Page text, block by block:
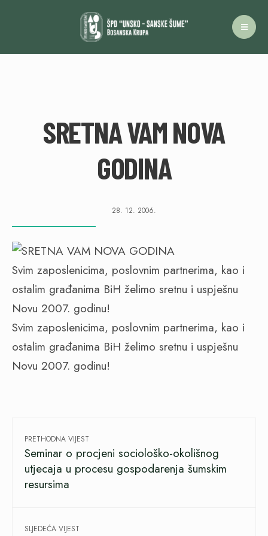
SRETNA VAM NOVA
GODINA
28. 12. 2006.
Svim zaposlenicima, poslovnim partnerima, kao i
ostalim građanima BiH želimo sretnu i uspješnu
Novu 2007. godinu!
Svim zaposlenicima, poslovnim partnerima, kao i
ostalim građanima BiH želimo sretnu i uspješnu
Novu 2007. godinu!
PRETHODNA VIJEST
Seminar o procjeni sociološko-okolišnog
utjecaja u procesu gospodarenja šumskim
resursima
SLJEDEĆA VIJEST